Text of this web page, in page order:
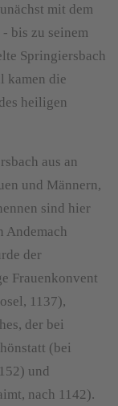
mit dem
bis zu seinem
Springiersbach
kamen die
heiligen
aus an
und Männern,
sind hier
Andemach
der
Frauenkonvent
1137),
der bei
(bei
und
nach 1142).